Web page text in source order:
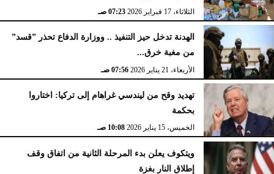
الثلاثاء، 17 فبراير 2026 07:23 صـ
الهدنة تدخل حيز التنفيذ .. ووزارة الدفاع تحذر ”قسد”
من مغبة خرق...
الأربعاء، 21 يناير 2026 07:56 صـ
تهديد وقح من ليندسي غراهام إلى تركيا: اختاروا
بحكمة
الخميس، 15 يناير 2026 10:08 صـ
ويتكوف يعلن بدء المرحلة الثانية من اتفاق وقف
إطلاق النار بغزة